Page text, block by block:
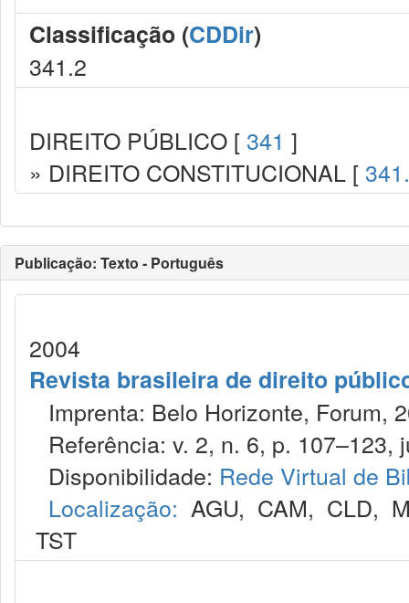
Classificação (CDDir)
341.2
DIREITO PÚBLICO [ 341 ]
» DIREITO CONSTITUCIONAL [
Publicação: Texto - Português
2004
Revista brasileira de direito
Imprenta: Belo Horizonte, Forum,
Referência: v. 2, n. 6, p. 107–123,
Disponibilidade: Rede Virtual de
Localização: AGU, CAM, CLD,
TST